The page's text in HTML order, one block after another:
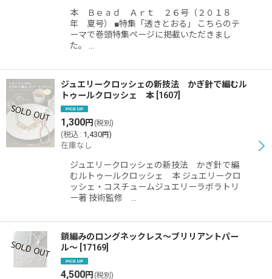
本 Ｂｅａｄ Ａｒｔ ２６号（２０１８
年 夏号） ■特集「透きとおる」 こちらのテ
ーマで巻頭特集ページに掲載いただきまし
た。 …
ジュエリークロッシェの新技法 かぎ針で編むル
トゥールクロッシェ 本 1607
1,300円 (税別)
(税込 : 1,430円)
在庫なし
ジュエリークロッシェの新技法 かぎ針で編
むルトゥールクロッシェ 本 ジュエリークロ
ッシェ・コスチュームジュエリーラボラトリ
ー著 技術監修 …
鎖編みのロングネックレス〜ブリリアントパー
ル〜 17169
4,500円 (税別)